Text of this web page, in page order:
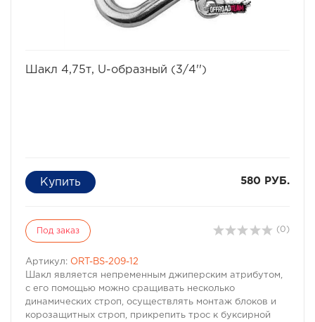
Шакл 4,75т, U-образный (3/4'')
580 РУБ.
Под заказ (0)
Артикул: ORT-BS-209-12
Шакл является непременным джиперским атрибутом,
с его помощью можно сращивать несколько
динамических строп, осуществлять монтаж блоков и
корозащитных строп, прикрепить трос к буксирной